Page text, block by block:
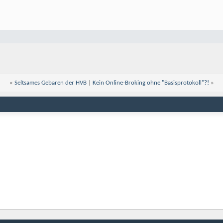
« Seltsames Gebaren der HVB| Kein Online-Broking ohne "Basisprotokoll"?! »